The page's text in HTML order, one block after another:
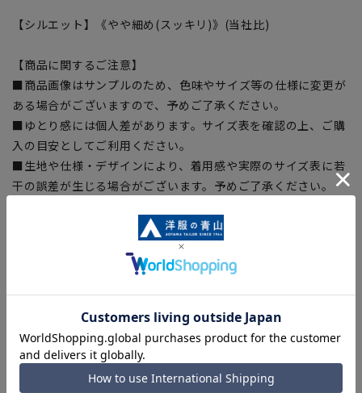
【シルエット】《やや細め(スッキリ)》(当社比)
【商品に関するご注意】
■商品画像はサンプルのため、色味やサイズ等の仕様に変更が
ある場合がございますので、予めご了承ください。
■ゆとり感には個人差があります。サイズ表を確認の上、ご購
入の目安としてご利用ください。
■生地や仕様・デザインにより、着用感や実際のサイズ表に若
干の誤差が生じる場合がございます。予めご了承ください。
部、商品現物におすすめサイズ(ヌードサイズ)を記載している
■ブラウザやお使いのモニター環境、また撮影時の室内外の光
■店舗や各モールサイトと商品在庫を共有しております関係
上、ご注文いただいたタイミングにより欠品が発生し、ご注文
を完了できない場合がございます。予めご了承ください。
■お急ぎ発送のご注文につきましても、ご注文のタイミングに